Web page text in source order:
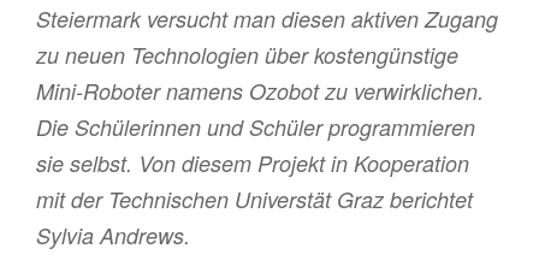
Steiermark versucht man diesen aktiven Zugang
zu neuen Technologien über kostengünstige
Mini-Roboter namens Ozobot zu verwirklichen.
Die Schülerinnen und Schüler programmieren
sie selbst. Von diesem Projekt in Kooperation
mit der Technischen Universtät Graz berichtet
Sylvia Andrews.